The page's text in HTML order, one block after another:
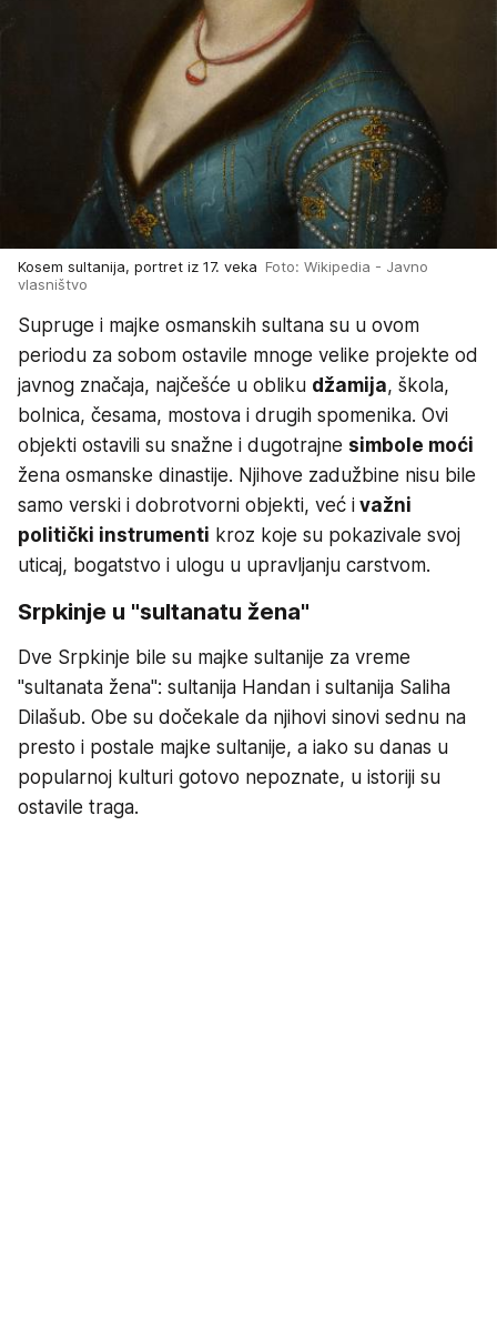
Kosem sultanija, portret iz 17. veka Foto: Wikipedia - Javno
vlasništvo
Supruge i majke osmanskih sultana su u ovom
periodu za sobom ostavile mnoge velike projekte od
javnog značaja, najčešće u obliku džamija, škola,
bolnica, česama, mostova i drugih spomenika. Ovi
objekti ostavili su snažne i dugotrajne simbole moći
žena osmanske dinastije. Njihove zadužbine nisu bile
samo verski i dobrotvorni objekti, već i važni
politički instrumenti kroz koje su pokazivale svoj
uticaj, bogatstvo i ulogu u upravljanju carstvom.
Srpkinje u "sultanatu žena"
Dve Srpkinje bile su majke sultanije za vreme
"sultanata žena": sultanija Handan i sultanija Saliha
Dilašub. Obe su dočekale da njihovi sinovi sednu na
presto i postale majke sultanije, a iako su danas u
popularnoj kulturi gotovo nepoznate, u istoriji su
ostavile traga.